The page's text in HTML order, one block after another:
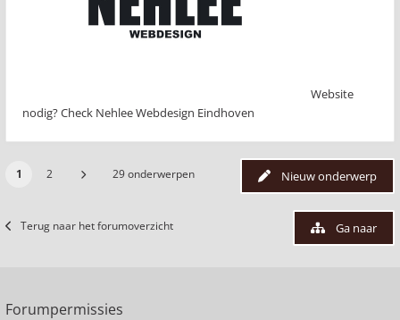
Website
nodig? Check Nehlee Webdesign Eindhoven
Nieuw onderwerp
1 2 29 onderwerpen
Terug naar het forumoverzicht Ga naar
Forumpermissies